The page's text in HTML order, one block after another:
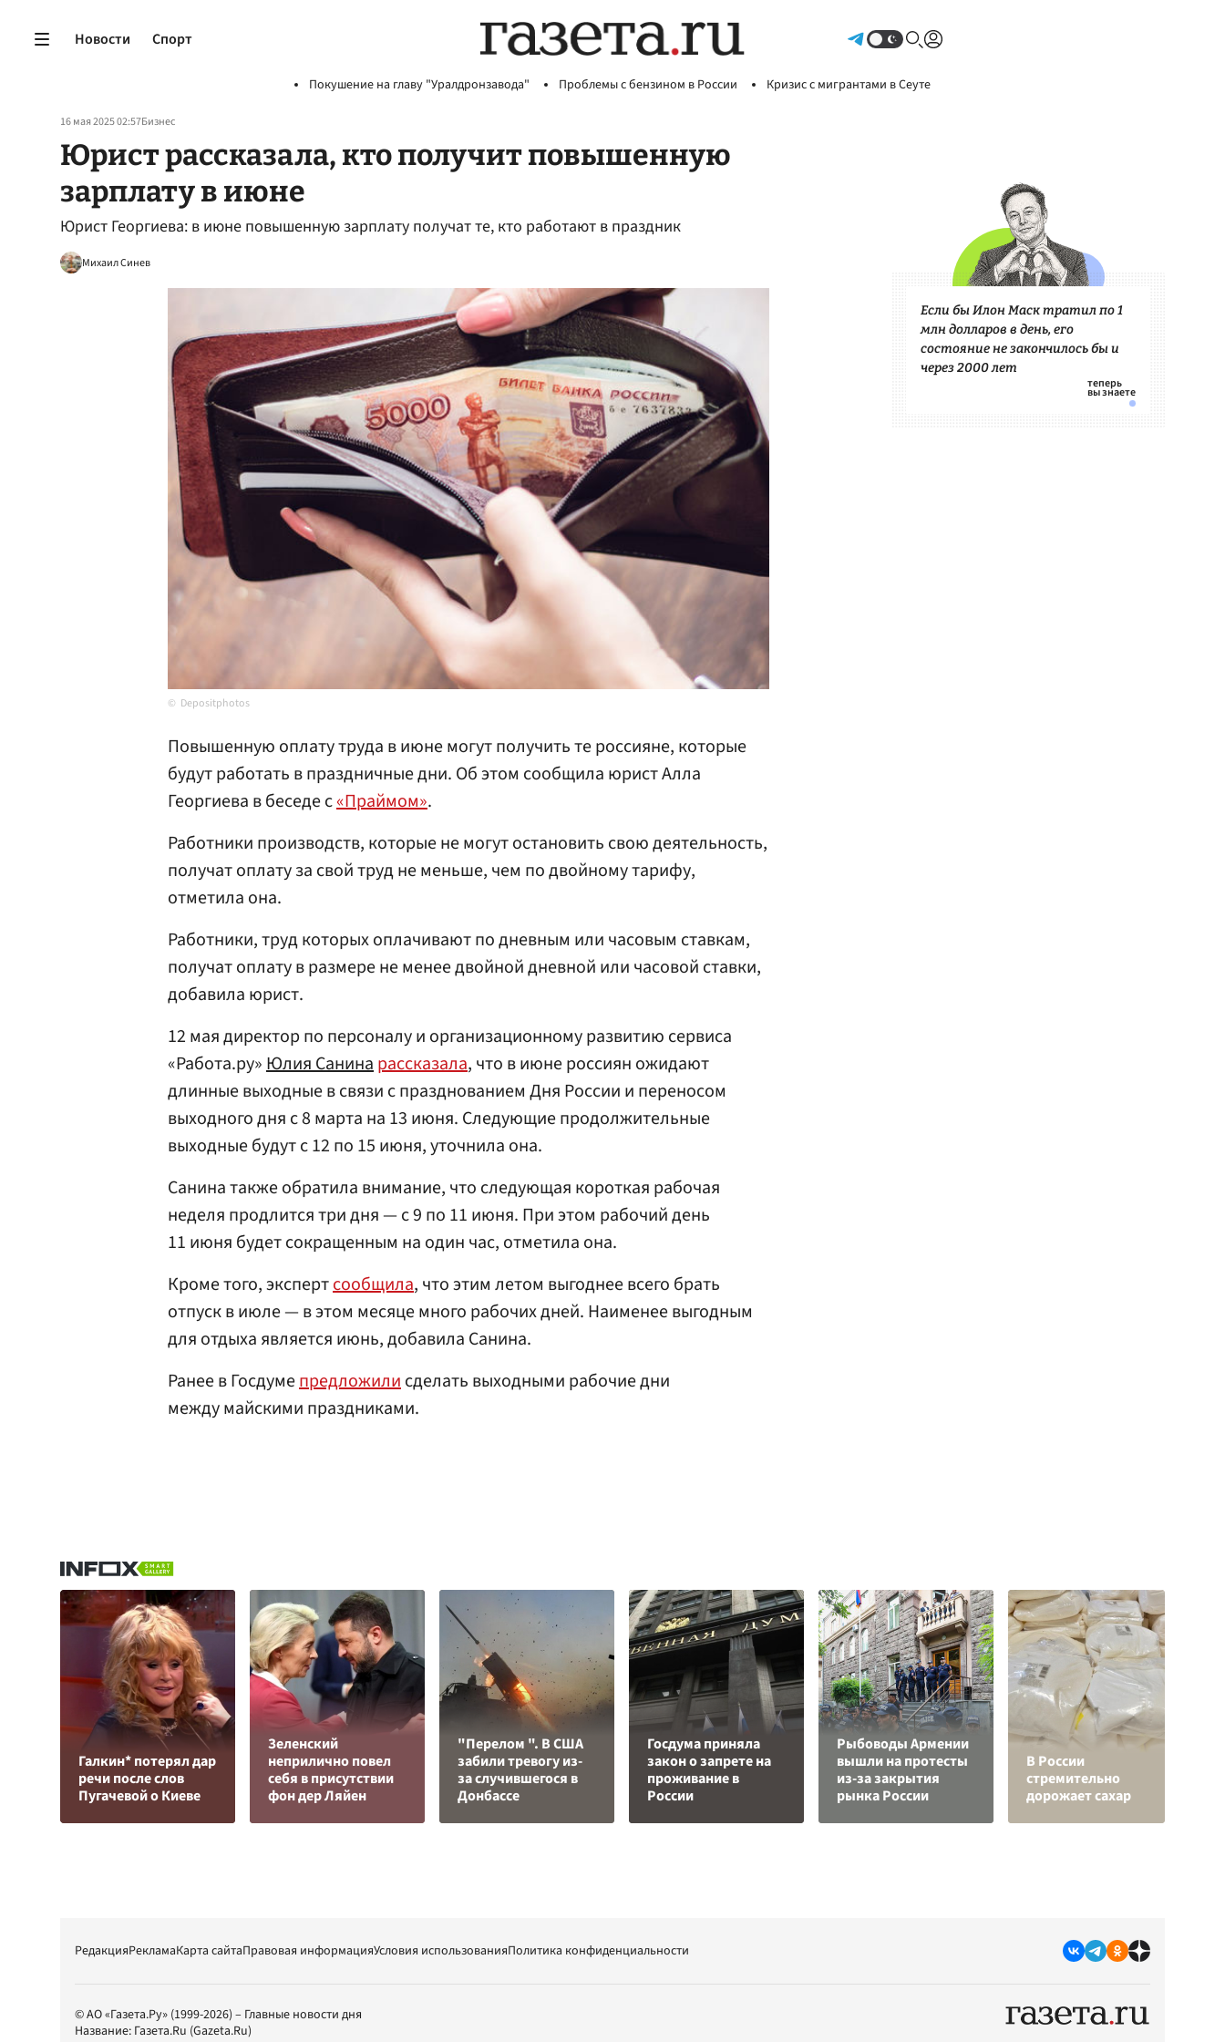
Новости Спорт
Покушение на главу "Уралдронзавода" Проблемы с бензином в России Кризис с мигрантами в Сеуте
16 мая 2025 02:57Бизнес
Юрист рассказала, кто получит повышенную
зарплату в июне
Юрист Георгиева: в июне повышенную зарплату получат те, кто работают в праздник
Михаил Синев
Depositphotos
Повышенную оплату труда в июне могут получить те россияне, которые
будут работать в праздничные дни. Об этом сообщила юрист Алла
Георгиева в беседе с«Праймом».
Работники производств, которые не могут остановить свою деятельность,
получат оплату за свой труд не меньше, чем по двойному тарифу,
отметила она.
Работники, труд которых оплачивают по дневным или часовым ставкам,
получат оплату в размере не менее двойной дневной или часовой ставки,
добавила юрист.
12 мая директор по персоналу и организационному развитию сервиса
«Работа.ру»Юлия Санинарассказала, что в июне россиян ожидают
длинные выходные в связи с празднованием Дня России и переносом
выходного дня с 8 марта на 13 июня. Следующие продолжительные
выходные будут с 12 по 15 июня, уточнила она.
Санина также обратила внимание, что следующая короткая рабочая
неделя продлится три дня — с 9 по 11 июня. При этом рабочий день
11 июня будет сокращенным на один час, отметила она.
Кроме того, экспертсообщила, что этим летом выгоднее всего брать
отпуск в июле — в этом месяце много рабочих дней. Наименее выгодным
для отдыха является июнь, добавила Санина.
Ранее в Госдумепредложилисделать выходными рабочие дни
между майскими праздниками.
Если бы Илон Маск тратил по 1
млн долларов в день, его
состояние не закончилось бы и
через 2000 лет
Галкин* потерял дар
речи после слов
Пугачевой о Киеве
Зеленский
неприлично повел
cебя в присутствии
фон дер Ляйен
"Перелом ". В США
забили тревогу из-
за случившегося в
Донбассе
Госдума приняла
закон о запрете на
проживание в
России
Рыбоводы Армении
вышли на протесты
из-за закрытия
рынка России
В России
стремительно
дорожает сахар
РедакцияРекламаКарта сайтаПравовая информацияУсловия использованияПолитика конфиденциальности
© АО «Газета.Ру» (1999-2026) – Главные новости дня
Название: Газета.Ru (Gazeta.Ru)